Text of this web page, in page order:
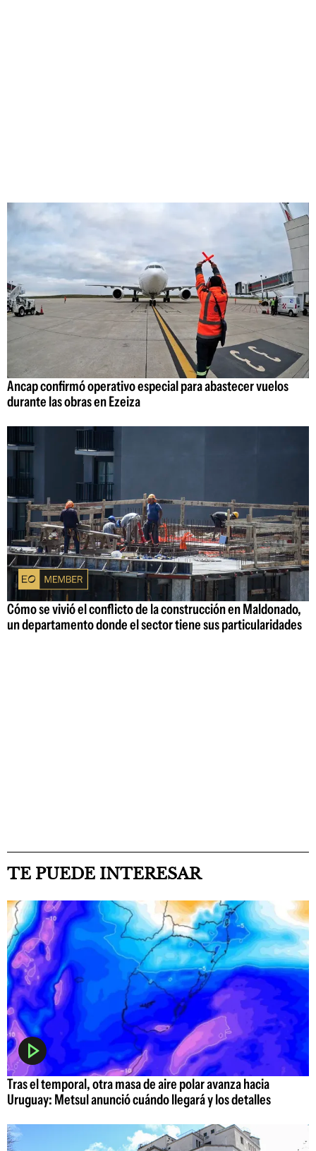
Ancap confirmó operativo especial para abastecer vuelos
durante las obras en Ezeiza
Cómo se vivió el conflicto de la construcción en Maldonado,
un departamento donde el sector tiene sus particularidades
TE PUEDE INTERESAR
Tras el temporal, otra masa de aire polar avanza hacia
Uruguay: Metsul anunció cuándo llegará y los detalles